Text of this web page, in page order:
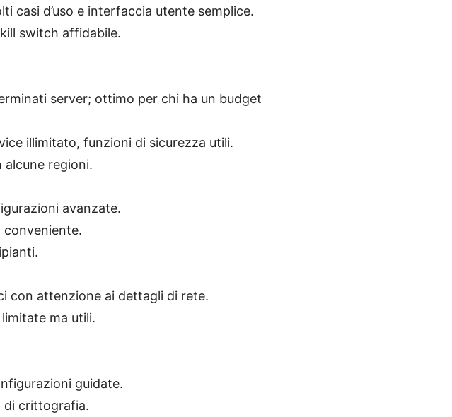
casi d’uso e interfaccia utente semplice.
switch affidabile.
server; ottimo per chi ha un budget
illimitato, funzioni di sicurezza utili.
regioni.
avanzate.
conveniente.
con attenzione ai dettagli di rete.
ma utili.
guidate.
di crittografia.